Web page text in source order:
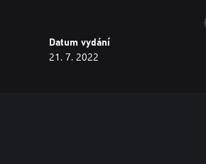
Datum vydání
21. 7. 2022